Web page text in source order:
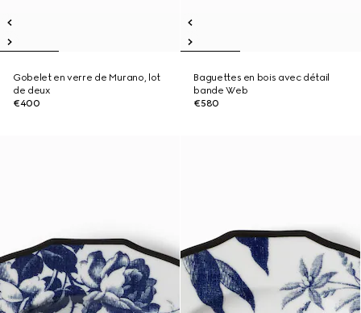
Gobelet en verre de Murano, lot
de deux
€400
Baguettes en bois avec détail
bande Web
€580